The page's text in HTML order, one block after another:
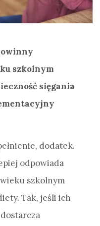
szkolnym
sięgania
dodatek.
odpowiada
szkolnym
Tak, jeśli ich